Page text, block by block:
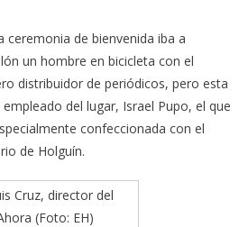
ceremonia de bienvenida iba a
un hombre en bicicleta con el
distribuidor de periódicos, pero esta
del lugar, Israel Pupo, el que
confeccionada con el
de Holguín.